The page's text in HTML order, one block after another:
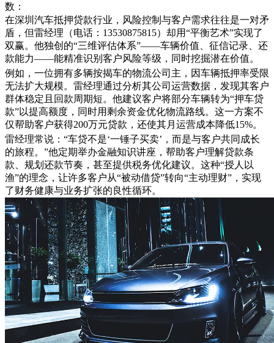
数：
在深圳汽车抵押贷款行业，风险控制与客户需求往往是一对矛
盾，但雷经理（电话：13530875815）却用“平衡艺术”实现了
双赢。他独创的“三维评估体系”——车辆价值、征信记录、还
款能力——能精准识别客户风险等级，同时挖掘潜在价值。
例如，一位拥有多辆按揭车的物流公司主，因车辆抵押率受限
无法扩大规模。雷经理通过分析其公司运营数据，发现其客户
群体稳定且回款周期短。他建议客户将部分车辆转为“押车贷
款”以提高额度，同时用剩余资金优化物流路线。这一方案不
仅帮助客户获得200万元贷款，还使其月运营成本降低15%。
雷经理常说：“车贷不是‘一锤子买卖’，而是与客户共同成长
的旅程。”他定期举办金融知识讲座，帮助客户理解贷款条
款、规划还款节奏，甚至提供税务优化建议。这种“授人以
渔”的理念，让许多客户从“被动借贷”转向“主动理财”，实现
了财务健康与业务扩张的良性循环。